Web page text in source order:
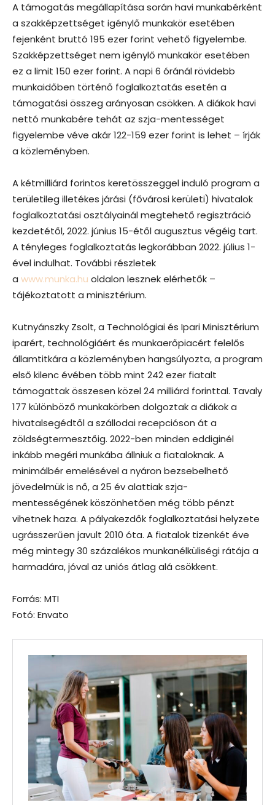
A támogatás megállapítása során havi munkabérként
a szakképzettséget igénylő munkakör esetében
fejenként bruttó 195 ezer forint vehető figyelembe.
Szakképzettséget nem igénylő munkakör esetében
ez a limit 150 ezer forint. A napi 6 óránál rövidebb
munkaidőben történő foglalkoztatás esetén a
támogatási összeg arányosan csökken. A diákok havi
nettó munkabére tehát az szja-mentességet
figyelembe véve akár 122-159 ezer forint is lehet – írják
a közleményben.
A kétmilliárd forintos keretösszeggel induló program a
területileg illetékes járási (fővárosi kerületi) hivatalok
foglalkoztatási osztályainál megtehető regisztráció
kezdetétől, 2022. június 15-étől augusztus végéig tart.
A tényleges foglalkoztatás legkorábban 2022. július 1-
ével indulhat. További részletek
a www.munka.hu oldalon lesznek elérhetők –
tájékoztatott a minisztérium.
Kutnyánszky Zsolt, a Technológiai és Ipari Minisztérium
iparért, technológiáért és munkaerőpiacért felelős
államtitkára a közleményben hangsúlyozta, a program
első kilenc évében több mint 242 ezer fiatalt
támogattak összesen közel 24 milliárd forinttal. Tavaly
177 különböző munkakörben dolgoztak a diákok a
hivatalsegédtől a szállodai recepcióson át a
zöldségtermesztőig. 2022-ben minden eddiginél
inkább megéri munkába állniuk a fiataloknak. A
minimálbér emelésével a nyáron bezsebelhető
jövedelmük is nő, a 25 év alattiak szja-
mentességének köszönhetően még több pénzt
vihetnek haza. A pályakezdők foglalkoztatási helyzete
ugrásszerűen javult 2010 óta. A fiatalok tizenkét éve
még mintegy 30 százalékos munkanélküliségi rátája a
harmadára, jóval az uniós átlag alá csökkent.
Forrás: MTI
Fotó: Envato